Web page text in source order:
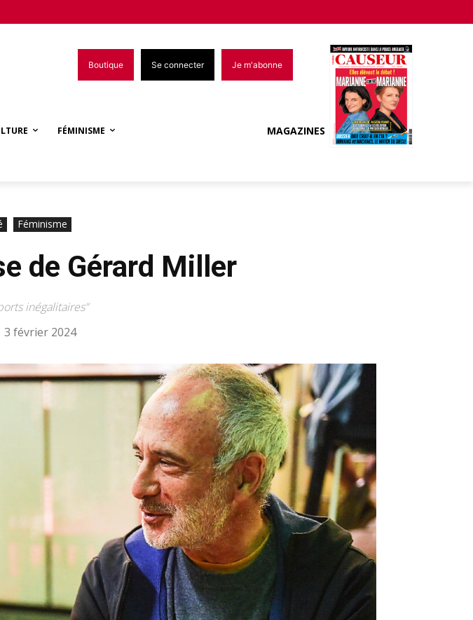
Boutique Se connecter Je m'abonne
FÉMINISME MAGAZINES
Féminisme
de Gérard Miller
inégalitaires”
3 février 2024